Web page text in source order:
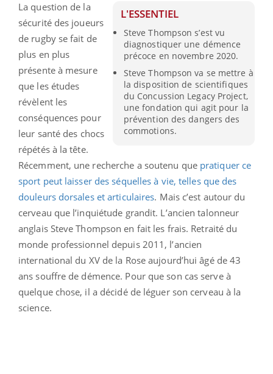
L'ESSENTIEL
Steve Thompson s’est vu
diagnostiquer une démence
précoce en novembre 2020.
Steve Thompson va se mettre à
la disposition de scientifiques
du Concussion Legacy Project,
une fondation qui agit pour la
prévention des dangers des
commotions.
La question de la
sécurité des joueurs
de rugby se fait de
plus en plus
présente à mesure
que les études
révèlent les
conséquences pour
leur santé des chocs
répétés à la tête.
Récemment, une recherche a soutenu que pratiquer ce
sport peut laisser des séquelles à vie, telles que des
douleurs dorsales et articulaires. Mais c’est autour du
cerveau que l’inquiétude grandit. L’ancien talonneur
anglais Steve Thompson en fait les frais. Retraité du
monde professionnel depuis 2011, l’ancien
international du XV de la Rose aujourd’hui âgé de 43
ans souffre de démence. Pour que son cas serve à
quelque chose, il a décidé de léguer son cerveau à la
science.